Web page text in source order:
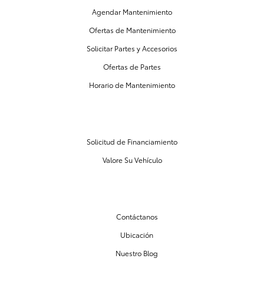
Agendar Mantenimiento
Ofertas de Mantenimiento
Solicitar Partes y Accesorios
Ofertas de Partes
Horario de Mantenimiento
Solicitud de Financiamiento
Valore Su Vehículo
Contáctanos
Ubicación
Nuestro Blog